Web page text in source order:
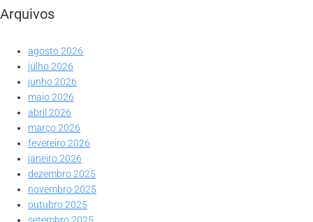
Arquivos
agosto 2026
julho 2026
junho 2026
maio 2026
abril 2026
março 2026
fevereiro 2026
janeiro 2026
dezembro 2025
novembro 2025
outubro 2025
setembro 2025